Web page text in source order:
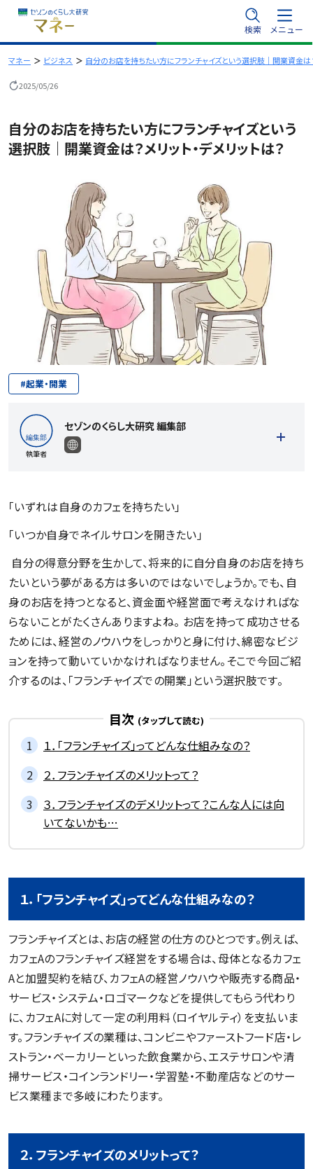
容
を
検索 メニュー
マネー ビジネス 自分のお店を持ちたい方にフランチャイズという選択肢｜開業資金は？
2025/05/26
自分のお店を持ちたい方にフランチャイズという
選択肢｜開業資金は？メリット・デメリットは？
#起業・開業
執筆者
セゾンのくらし大研究 編集部
記事一覧を見る
「いずれは自身のカフェを持ちたい」
「いつか自身でネイルサロンを開きたい」
自分の得意分野を生かして、将来的に自分自身のお店を持ち
たいという夢がある方は多いのではないでしょうか。でも、自
身のお店を持つとなると、資金面や経営面で考えなければな
らないことがたくさんありますよね。 お店を持って成功させる
ためには、経営のノウハウをしっかりと身に付け、綿密なビジ
ョンを持って動いていかなければなりません。そこで今回ご紹
介するのは、「フランチャイズでの開業」という選択肢です。
目次
１．「フランチャイズ」ってどんな仕組みなの？
２．フランチャイズのメリットって？
３．フランチャイズのデメリットって？こんな人には向
いてないかも…
１．「フランチャイズ」ってどんな仕組みなの？
フランチャイズとは、お店の経営の仕方のひとつです。例えば、
カフェAのフランチャイズ経営をする場合は、母体となるカフェ
Aと加盟契約を結び、カフェAの経営ノウハウや販売する商品・
サービス・システム・ロゴマークなどを提供してもらう代わり
に、カフェAに対して一定の利用料（ロイヤルティ）を支払いま
す。フランチャイズの業種は、コンビニやファーストフード店・レ
ストラン・ベーカリーといった飲食業から、エステサロンや清
掃サービス・コインランドリー・学習塾・不動産店などのサー
ビス業種まで多岐にわたります。
２．フランチャイズのメリットって？